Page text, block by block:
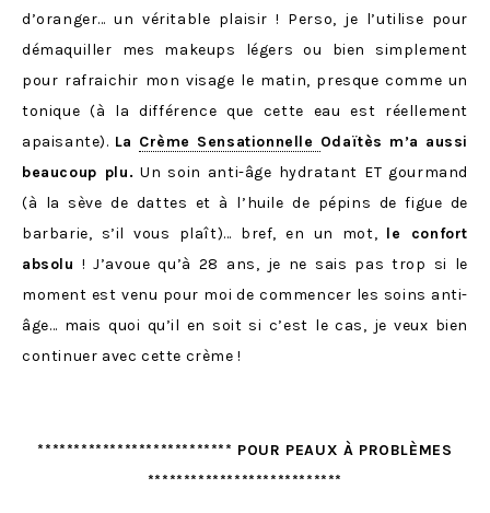
d’oranger… un véritable plaisir ! Perso, je l’utilise pour
démaquiller mes makeups légers ou bien simplement
pour rafraichir mon visage le matin, presque comme un
tonique (à la différence que cette eau est réellement
apaisante). La Crème Sensationnelle Odaïtès m’a aussi
beaucoup plu. Un soin anti-âge hydratant ET gourmand
(à la sève de dattes et à l’huile de pépins de figue de
barbarie, s’il vous plaît)… bref, en un mot, le confort
absolu ! J’avoue qu’à 28 ans, je ne sais pas trop si le
moment est venu pour moi de commencer les soins anti-
âge… mais quoi qu’il en soit si c’est le cas, je veux bien
continuer avec cette crème !
*************************** POUR PEAUX À PROBLÈMES
***************************